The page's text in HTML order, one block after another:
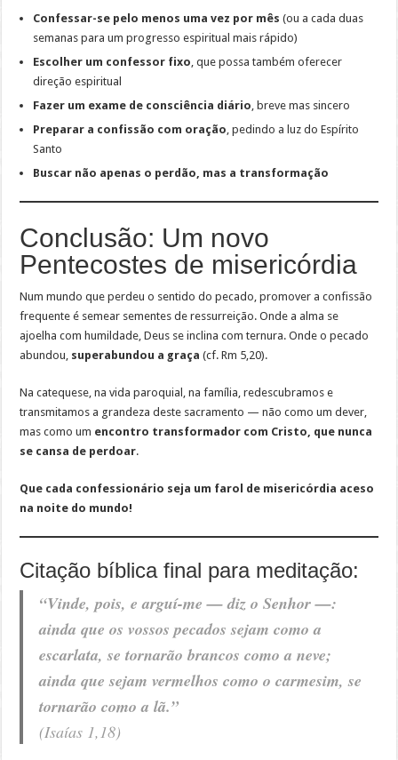
Confessar-se pelo menos uma vez por mês (ou a cada duas
semanas para um progresso espiritual mais rápido)
Escolher um confessor fixo, que possa também oferecer
direção espiritual
Fazer um exame de consciência diário, breve mas sincero
Preparar a confissão com oração, pedindo a luz do Espírito
Santo
Buscar não apenas o perdão, mas a transformação
Conclusão: Um novo
Pentecostes de misericórdia
Num mundo que perdeu o sentido do pecado, promover a confissão
frequente é semear sementes de ressurreição. Onde a alma se
ajoelha com humildade, Deus se inclina com ternura. Onde o pecado
abundou, superabundou a graça (cf. Rm 5,20).
Na catequese, na vida paroquial, na família, redescubramos e
transmitamos a grandeza deste sacramento — não como um dever,
mas como um encontro transformador com Cristo, que nunca
se cansa de perdoar.
Que cada confessionário seja um farol de misericórdia aceso
na noite do mundo!
Citação bíblica final para meditação:
“Vinde, pois, e arguí-me — diz o Senhor —:
ainda que os vossos pecados sejam como a
escarlata, se tornarão brancos como a neve;
ainda que sejam vermelhos como o carmesim, se
tornarão como a lã.”
(Isaías 1,18)